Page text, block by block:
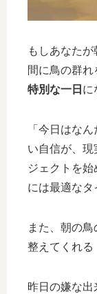
もしあなた
間に鳥の群
特別な一日 に
「今日はな
い自信が、現
ジェクトを
には最適なタ
また、朝の
整えてくれる
昨日の嫌な出